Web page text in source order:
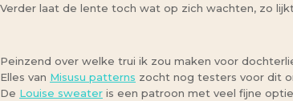
Verder laat de lente toch wat op zich wachten, zo
Peinzend over welke trui ik zou maken voor
Elles van Misusu patterns zocht nog testers voor dit
De Louise sweater is een patroon met veel fijne